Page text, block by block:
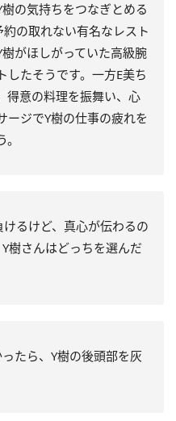
の気持ちをつなぎとめる
の取れない有名なレスト
がほしがっていた高級腕
したそうです。一方E美ち
得意の料理を振舞い、心
ージでY樹の仕事の疲れを
るけど、真心が伝わるの
樹さんはどっちを選んだ
たら、Y樹の後頭部を灰